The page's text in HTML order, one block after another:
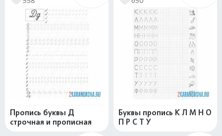
Пропись буквы Д
строчная и прописная
Буквы пропись К Л М Н О
П Р С Т У